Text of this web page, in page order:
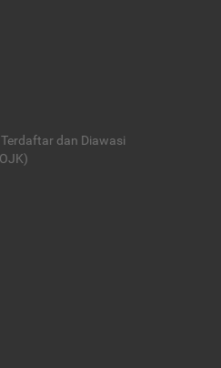
Terdaftar dan Diawasi